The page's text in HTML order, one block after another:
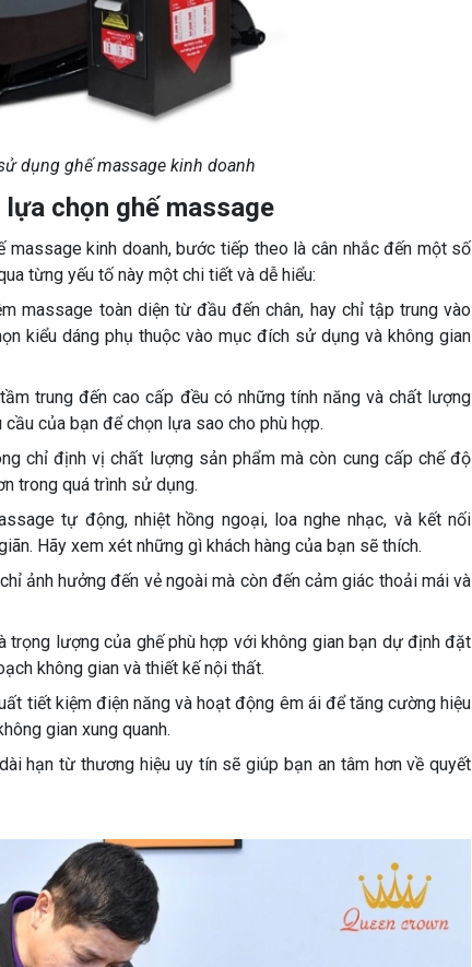
dụng ghế massage kinh doanh
chọn ghế massage
kinh doanh, bước tiếp theo là cân nhắc đến một số
từng yếu tố này một chi tiết và dễ hiểu:
massage toàn diện từ đầu đến chân, hay chỉ tập trung vào
kiểu dáng phụ thuộc vào mục đích sử dụng và không gian
trung đến cao cấp đều có những tính năng và chất lượng
của bạn để chọn lựa sao cho phù hợp.
chỉ định vị chất lượng sản phẩm mà còn cung cấp chế độ
trong quá trình sử dụng.
tự động, nhiệt hồng ngoại, loa nghe nhạc, và kết nối
Hãy xem xét những gì khách hàng của bạn sẽ thích.
ảnh hưởng đến vẻ ngoài mà còn đến cảm giác thoải mái và
trọng lượng của ghế phù hợp với không gian bạn dự định đặt
không gian và thiết kế nội thất.
tiết kiệm điện năng và hoạt động êm ái để tăng cường hiệu
gian xung quanh.
hạn từ thương hiệu uy tín sẽ giúp bạn an tâm hơn về quyết